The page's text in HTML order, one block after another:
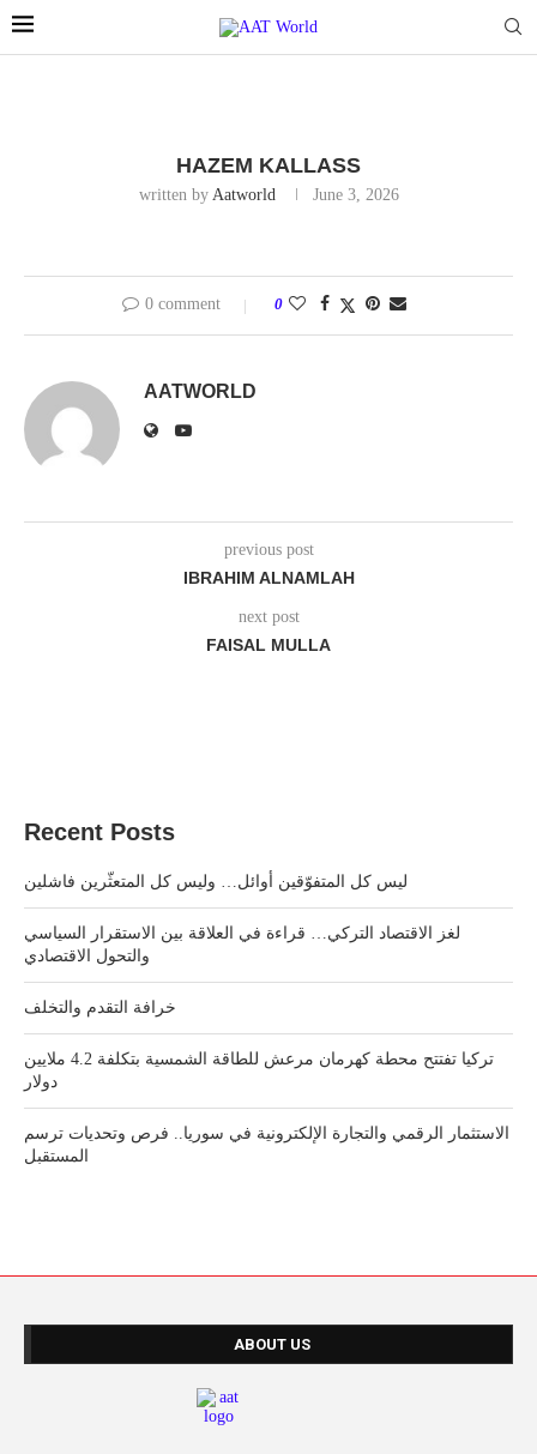
HAZEM KALLASS
written by Aatworld June 3, 2026
0 comment 0
AATWORLD
previous post
IBRAHIM ALNAMLAH
next post
FAISAL MULLA
Recent Posts
ليس كل المتفوّقين أوائل… وليس كل المتعثّرين فاشلين
لغز الاقتصاد التركي… قراءة في العلاقة بين الاستقرار السياسي
والتحول الاقتصادي
خرافة التقدم والتخلف
تركيا تفتتح محطة كهرمان مرعش للطاقة الشمسية بتكلفة 4.2 ملايين
دولار
الاستثمار الرقمي والتجارة الإلكترونية في سوريا.. فرص وتحديات ترسم
المستقبل
ABOUT US